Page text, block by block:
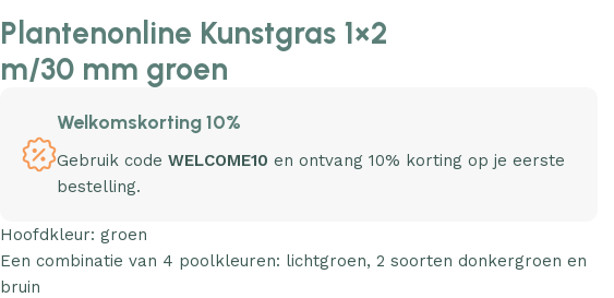
Plantenonline Kunstgras 1×2
m/30 mm groen
Welkomskorting 10%
Gebruik codeWELCOME10 en ontvang 10% korting op je eerste
bestelling.
Hoofdkleur: groen
Een combinatie van 4 poolkleuren: lichtgroen, 2 soorten donkergroen en
bruin